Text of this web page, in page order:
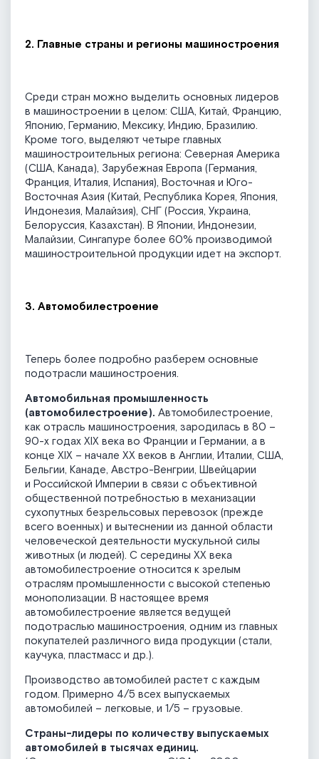
2. Главные страны и регионы машиностроения
Среди стран можно выделить основных лидеров
в машиностроении в целом: США, Китай, Францию,
Японию, Германию, Мексику, Индию, Бразилию.
Кроме того, выделяют четыре главных
машиностроительных региона: Северная Америка
(США, Канада), Зарубежная Европа (Германия,
Франция, Италия, Испания), Восточная и Юго-
Восточная Азия (Китай, Республика Корея, Япония,
Индонезия, Малайзия), СНГ (Россия, Украина,
Белоруссия, Казахстан). В Японии, Индонезии,
Малайзии, Сингапуре более 60% производимой
машиностроительной продукции идет на экспорт.
3. Автомобилестроение
Теперь более подробно разберем основные
подотрасли машиностроения.
Автомобильная промышленность
(автомобилестроение). Автомобилестроение,
как отрасль машиностроения, зародилась в 80 –
90-х годах XIX века во Франции и Германии, а в
конце XIX – начале XX веков в Англии, Италии, США,
Бельгии, Канаде, Австро-Венгрии, Швейцарии
и Российской Империи в связи с объективной
общественной потребностью в механизации
сухопутных безрельсовых перевозок (прежде
всего военных) и вытеснении из данной области
человеческой деятельности мускульной силы
животных (и людей). С середины XX века
автомобилестроение относится к зрелым
отраслям промышленности с высокой степенью
монополизации. В настоящее время
автомобилестроение является ведущей
подотраслью машиностроения, одним из главных
покупателей различного вида продукции (стали,
каучука, пластмасс и др.).
Производство автомобилей растет с каждым
годом. Примерно 4/5 всех выпускаемых
автомобилей – легковые, и 1/5 – грузовые.
Страны-лидеры по количеству выпускаемых
автомобилей в тысячах единиц.